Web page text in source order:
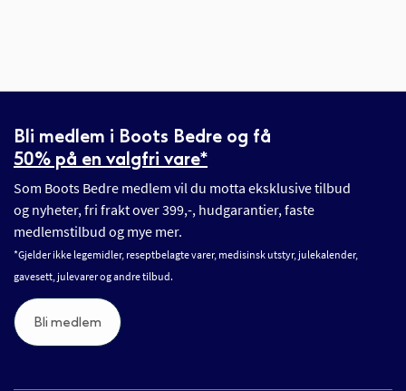
Bli medlem i Boots Bedre og få
50% på en valgfri vare*
Som Boots Bedre medlem vil du motta eksklusive tilbud
og nyheter, fri frakt over 399,-, hudgarantier, faste
medlemstilbud og mye mer.
*Gjelder ikke legemidler, reseptbelagte varer, medisinsk utstyr, julekalender,
gavesett, julevarer og andre tilbud.
Bli medlem